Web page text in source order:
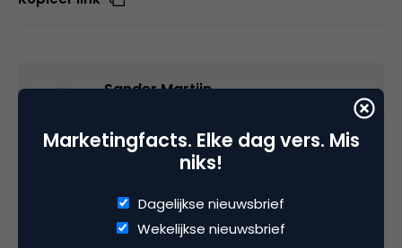
Sander Martijn
Second Degree
Communicatie af in Social Media en
Merkbeleving. Tijdens zijn studie richtte hij Urban
Marketingfacts. Elke dag vers. Mis
niks!
Dagelijkse nieuwsbrief
Wekelijkse nieuwsbrief